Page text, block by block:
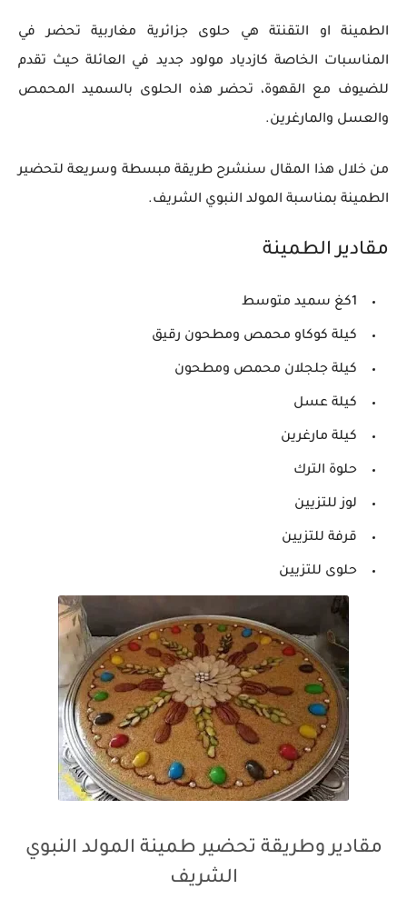
الطمينة او التقنتة هي حلوى جزائرية مغاربية تحضر في
المناسبات الخاصة كازدياد مولود جديد في العائلة حيث تقدم
للضيوف مع القهوة، تحضر هذه الحلوى بالسميد المحمص
والعسل والمارغرين.
من خلال هذا المقال سنشرح طريقة مبسطة وسريعة لتحضير
الطمينة بمناسبة المولد النبوي الشريف.
مقادير الطمينة
1كغ سميد متوسط
كيلة كوكاو محمص ومطحون رقيق
كيلة جلجلان محمص ومطحون
كيلة عسل
كيلة مارغرين
حلوة الترك
لوز للتزيين
قرفة للتزيين
حلوى للتزيين
مقادير وطريقة تحضير طمينة المولد النبوي
الشريف